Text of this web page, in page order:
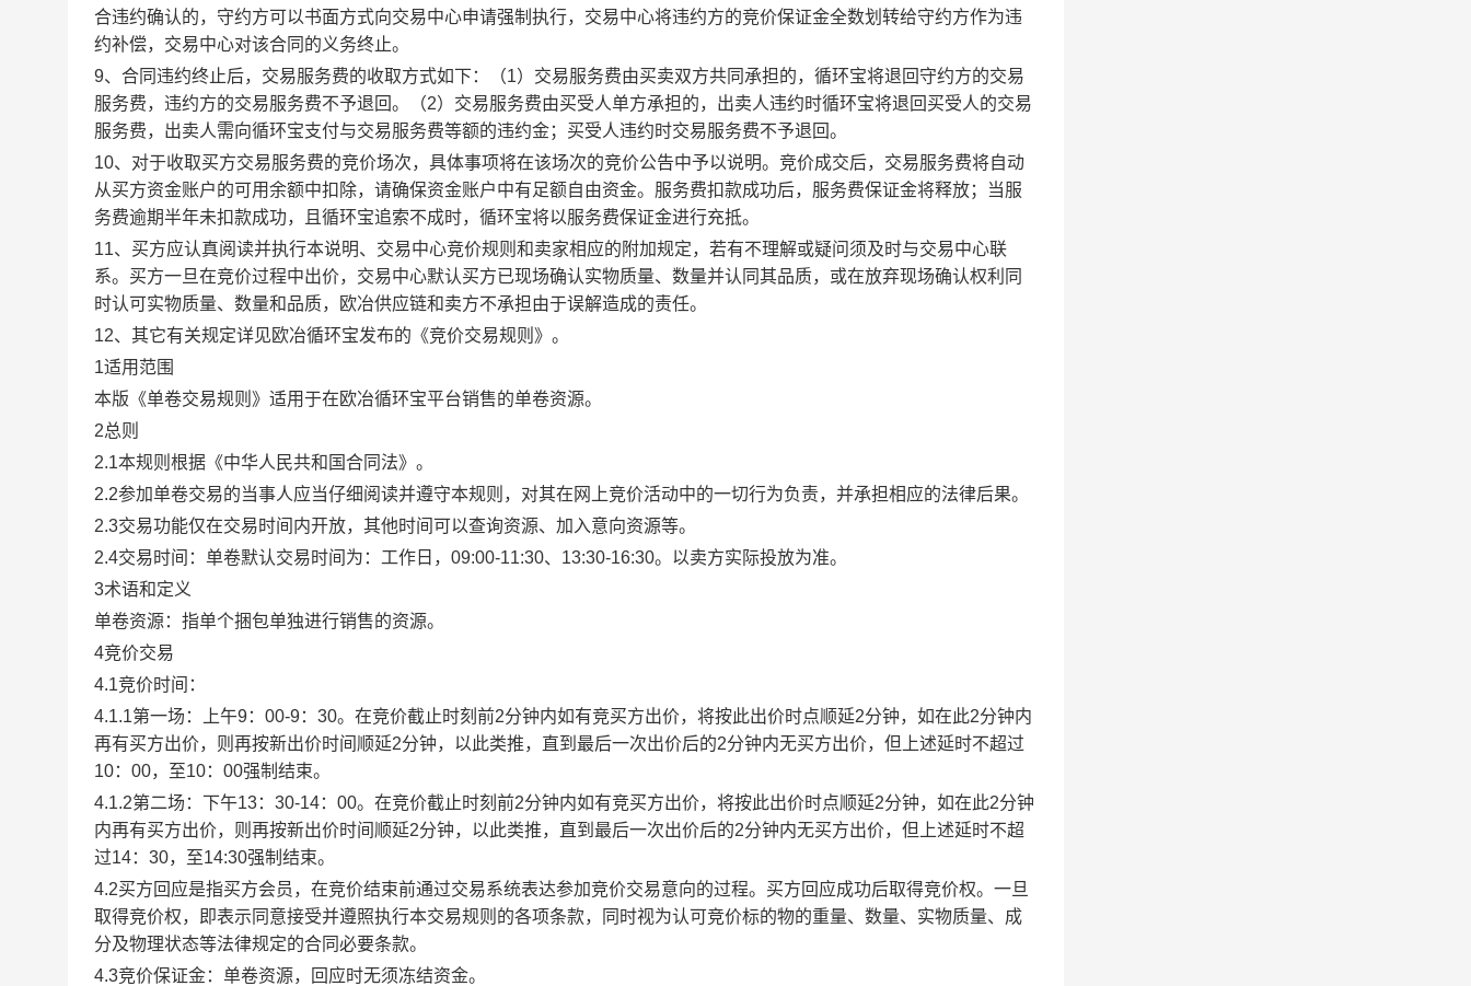
合违约确认的，守约方可以书面方式向交易中心申请强制执行，交易中心将违约方的竞价保证金全数划转给守约方作为违
约补偿，交易中心对该合同的义务终止。
9、合同违约终止后，交易服务费的收取方式如下：（1）交易服务费由买卖双方共同承担的，循环宝将退回守约方的交易
服务费，违约方的交易服务费不予退回。（2）交易服务费由买受人单方承担的，出卖人违约时循环宝将退回买受人的交易
服务费，出卖人需向循环宝支付与交易服务费等额的违约金；买受人违约时交易服务费不予退回。
10、对于收取买方交易服务费的竞价场次，具体事项将在该场次的竞价公告中予以说明。竞价成交后，交易服务费将自动
从买方资金账户的可用余额中扣除，请确保资金账户中有足额自由资金。服务费扣款成功后，服务费保证金将释放；当服
务费逾期半年未扣款成功，且循环宝追索不成时，循环宝将以服务费保证金进行充抵。
11、买方应认真阅读并执行本说明、交易中心竞价规则和卖家相应的附加规定，若有不理解或疑问须及时与交易中心联
系。买方一旦在竞价过程中出价，交易中心默认买方已现场确认实物质量、数量并认同其品质，或在放弃现场确认权利同
时认可实物质量、数量和品质，欧冶供应链和卖方不承担由于误解造成的责任。
12、其它有关规定详见欧冶循环宝发布的《竞价交易规则》。
1适用范围
本版《单卷交易规则》适用于在欧冶循环宝平台销售的单卷资源。
2总则
2.1本规则根据《中华人民共和国合同法》。
2.2参加单卷交易的当事人应当仔细阅读并遵守本规则，对其在网上竞价活动中的一切行为负责，并承担相应的法律后果。
2.3交易功能仅在交易时间内开放，其他时间可以查询资源、加入意向资源等。
2.4交易时间：单卷默认交易时间为：工作日，09:00-11:30、13:30-16:30。以卖方实际投放为准。
3术语和定义
单卷资源：指单个捆包单独进行销售的资源。
4竞价交易
4.1竞价时间：
4.1.1第一场：上午9：00-9：30。在竞价截止时刻前2分钟内如有竞买方出价，将按此出价时点顺延2分钟，如在此2分钟内
再有买方出价，则再按新出价时间顺延2分钟，以此类推，直到最后一次出价后的2分钟内无买方出价，但上述延时不超过
10：00，至10：00强制结束。
4.1.2第二场：下午13：30-14：00。在竞价截止时刻前2分钟内如有竞买方出价，将按此出价时点顺延2分钟，如在此2分钟
内再有买方出价，则再按新出价时间顺延2分钟，以此类推，直到最后一次出价后的2分钟内无买方出价，但上述延时不超
过14：30，至14:30强制结束。
4.2买方回应是指买方会员，在竞价结束前通过交易系统表达参加竞价交易意向的过程。买方回应成功后取得竞价权。一旦
取得竞价权，即表示同意接受并遵照执行本交易规则的各项条款，同时视为认可竞价标的物的重量、数量、实物质量、成
分及物理状态等法律规定的合同必要条款。
4.3竞价保证金：单卷资源，回应时无须冻结资金。